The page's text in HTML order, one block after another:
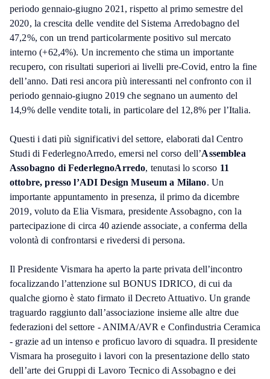
periodo gennaio-giugno 2021, rispetto al primo semestre del
2020, la crescita delle vendite del Sistema Arredobagno del
47,2%, con un trend particolarmente positivo sul mercato
interno (+62,4%). Un incremento che stima un importante
recupero, con risultati superiori ai livelli pre-Covid, entro la fine
dell’anno. Dati resi ancora più interessanti nel confronto con il
periodo gennaio-giugno 2019 che segnano un aumento del
14,9% delle vendite totali, in particolare del 12,8% per l’Italia.
Questi i dati più significativi del settore, elaborati dal Centro
Studi di FederlegnoArredo, emersi nel corso dell’Assemblea
Assobagno di FederlegnoArredo, tenutasi lo scorso 11
ottobre, presso l’ADI Design Museum a Milano. Un
importante appuntamento in presenza, il primo da dicembre
2019, voluto da Elia Vismara, presidente Assobagno, con la
partecipazione di circa 40 aziende associate, a conferma della
volontà di confrontarsi e rivedersi di persona.
Il Presidente Vismara ha aperto la parte privata dell’incontro
focalizzando l’attenzione sul BONUS IDRICO, di cui da
qualche giorno è stato firmato il Decreto Attuativo. Un grande
traguardo raggiunto dall’associazione insieme alle altre due
federazioni del settore - ANIMA/AVR e Confindustria Ceramica
- grazie ad un intenso e proficuo lavoro di squadra. Il presidente
Vismara ha proseguito i lavori con la presentazione dello stato
dell’arte dei Gruppi di Lavoro Tecnico di Assobagno e dei